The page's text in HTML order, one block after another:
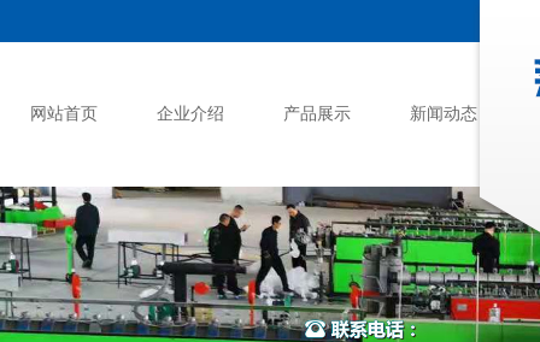
网站首页 企业介绍 产品展示 新闻动态